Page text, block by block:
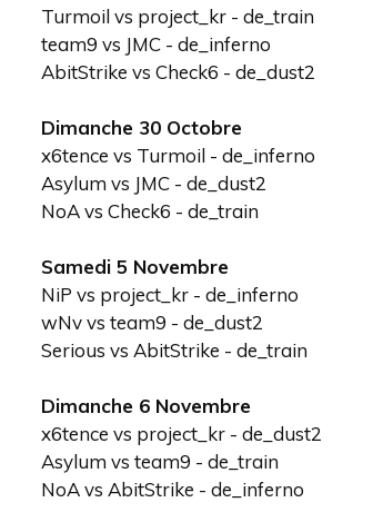
Turmoil vs project_kr - de_train
team9 vs JMC - de_inferno
AbitStrike vs Check6 - de_dust2
Dimanche 30 Octobre
x6tence vs Turmoil - de_inferno
Asylum vs JMC - de_dust2
NoA vs Check6 - de_train
Samedi 5 Novembre
NiP vs project_kr - de_inferno
wNv vs team9 - de_dust2
Serious vs AbitStrike - de_train
Dimanche 6 Novembre
x6tence vs project_kr - de_dust2
Asylum vs team9 - de_train
NoA vs AbitStrike - de_inferno